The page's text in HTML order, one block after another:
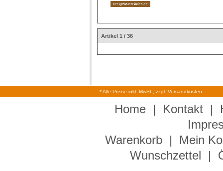
Artikel 1 / 36
* Alle Preise inkl. MwSt., zzgl. Versandkosten.
Home | Kontakt |
Warenkorb
|
Mein
Wunschzettel
|